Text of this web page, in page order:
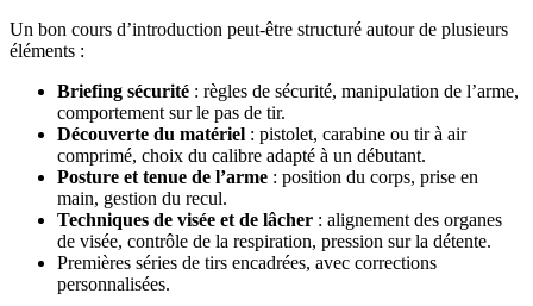
Un bon cours d’introduction peut-être structuré autour de plusieurs
éléments :
Briefing sécurité : règles de sécurité, manipulation de l’arme,
comportement sur le pas de tir.
Découverte du matériel : pistolet, carabine ou tir à air
comprimé, choix du calibre adapté à un débutant.
Posture et tenue de l’arme : position du corps, prise en
main, gestion du recul.
Techniques de visée et de lâcher : alignement des organes
de visée, contrôle de la respiration, pression sur la détente.
Premières séries de tirs encadrées, avec corrections
personnalisées.